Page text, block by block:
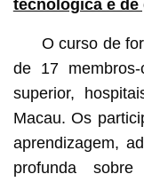
tecnológica e de
O curso de
de 17
superior,
Macau. Os
aprendizagem,
profunda